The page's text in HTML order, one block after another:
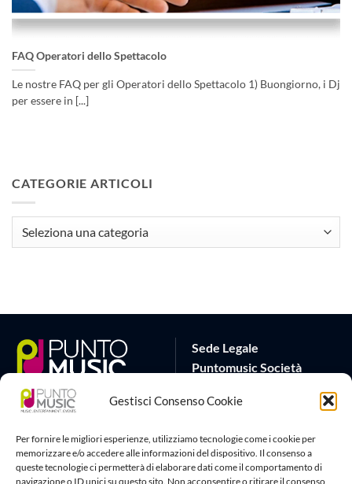
Gestisci Consenso Cookie
Per fornire le migliori esperienze, utilizziamo tecnologie come i cookie per
memorizzare e/o accedere alle informazioni del dispositivo. Il consenso a
queste tecnologie ci permetterà di elaborare dati come il comportamento di
navigazione o ID unici su questo sito. Non acconsentire o ritirare il consenso
CATEGORIE ARTICOLI
FAQ Operatori dello Spettacolo
Le nostre FAQ per gli Operatori dello Spettacolo 1) Buongiorno, i Dj
per essere in [...]
Sede Legale
Puntomusic Società
Via G.B. Rota 17
P.IVA 03795620982